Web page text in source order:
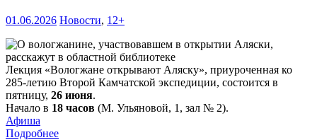
01.06.2026 Новости, 12+
Лекция «Вологжане открывают Аляску», приуроченная ко
285-летию Второй Камчатской экспедиции, состоится в
пятницу, 26 июня.
Начало в 18 часов (М. Ульяновой, 1, зал № 2).
Афиша
Подробнее